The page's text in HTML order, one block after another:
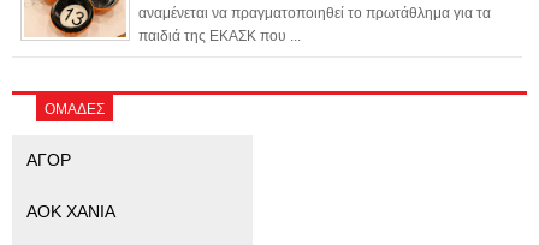
αναμένεται να πραγματοποιηθεί το πρωτάθλημα για τα
παιδιά της ΕΚΑΣΚ που ...
ΟΜΑΔΕΣ
ΑΓΟΡ
ΑΟΚ ΧΑΝΙΑ